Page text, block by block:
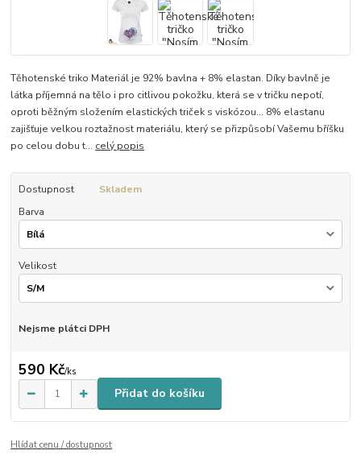
Těhotenské triko Materiál je 92% bavlna + 8% elastan. Díky bavlně je
látka příjemná na tělo i pro citlivou pokožku, která se v tričku nepotí,
oproti běžným složením elastických triček s viskózou... 8% elastanu
zajišťuje velkou roztažnost materiálu, který se přizpůsobí Vašemu bříšku
po celou dobu t... celý popis
Dostupnost
Skladem
Barva
Velikost
Nejsme plátci DPH
590 Kč/ks
Přidat do košíku
Hlídat cenu / dostupnost